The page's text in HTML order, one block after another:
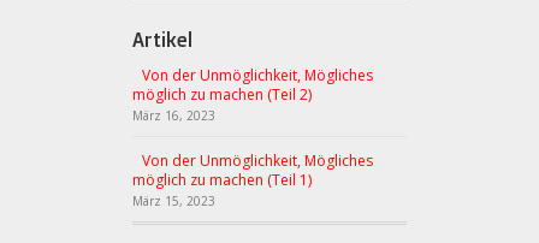
Artikel
Von der Unmöglichkeit, Mögliches
möglich zu machen (Teil 2)
März 16, 2023
Von der Unmöglichkeit, Mögliches
möglich zu machen (Teil 1)
März 15, 2023